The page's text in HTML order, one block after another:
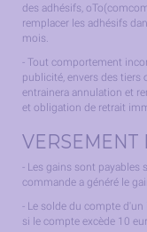
des adhésifs,
remplacer les adhésifs
mois.
- Tout comportement
publicité, envers des tiers
entrainera annulation et
et obligation de retrait
VERSEMENT
- Les gains sont payables
commande a généré le
- Le solde du compte
si le compte excède 10